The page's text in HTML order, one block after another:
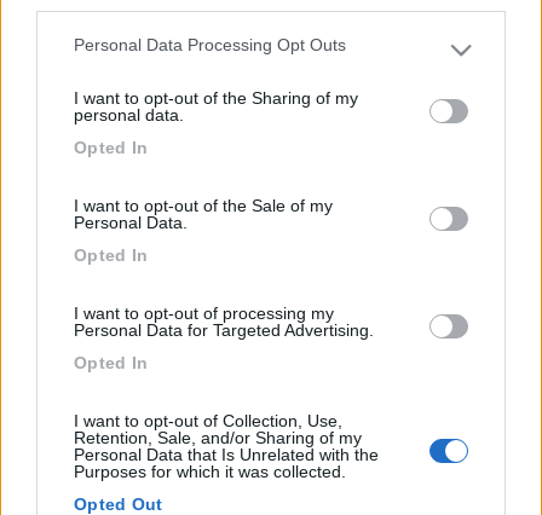
Please note that this website/app uses one or more Google
not limited to your visit or usage behaviour. You may click to
use your data for below specified purposes in below Google
Personal Data Processing Opt Outs
I want to opt-out of the Sharing of my
personal data.
Opted In
I want to opt-out of the Sale of my
Personal Data.
Opted In
I want to opt-out of processing my
Personal Data for Targeted Advertising.
Opted In
I want to opt-out of Collection, Use,
Retention, Sale, and/or Sharing of my
Personal Data that Is Unrelated with the
Purposes for which it was collected.
Opted Out
paomar76
Inserito il07/11/2010 alle:20:31:50
Risposta al messaggio di robocop inserito in data
07/11/2010 19:46:45 (Visualizza messaggio in nuova finestra